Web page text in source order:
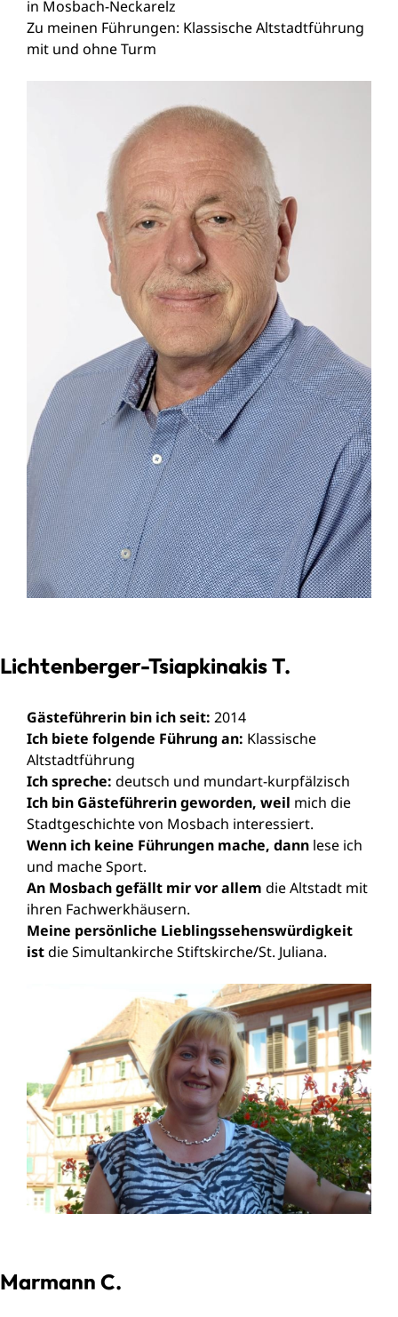
in Mosbach-Neckarelz
Zu meinen Führungen: Klassische Altstadtführung
mit und ohne Turm
Lichtenberger-Tsiapkinakis T.
Gästeführerin bin ich seit: 2014
Ich biete folgende Führung an: Klassische
Altstadtführung
Ich spreche: deutsch und mundart-kurpfälzisch
Ich bin Gästeführerin geworden, weil mich die
Stadtgeschichte von Mosbach interessiert.
Wenn ich keine Führungen mache, dann lese ich
und mache Sport.
An Mosbach gefällt mir vor allem die Altstadt mit
ihren Fachwerkhäusern.
Meine persönliche Lieblingssehenswürdigkeit
istdie Simultankirche Stiftskirche/St. Juliana.
Marmann C.